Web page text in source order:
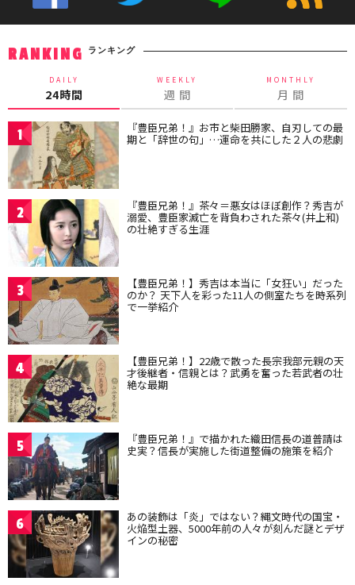
RANKING ランキング
DAILY
24時間
WEEKLY
週 間
MONTHLY
月 間
1 『豊臣兄弟！』お市と柴田勝家、自刃しての最
期と「辞世の句」…運命を共にした２人の悲劇
2 『豊臣兄弟！』茶々＝悪女はほぼ創作？秀吉が
溺愛、豊臣家滅亡を背負わされた茶々(井上和)
の壮絶すぎる生涯
3 【豊臣兄弟！】秀吉は本当に「女狂い」だった
のか？ 天下人を彩った11人の側室たちを時系列
で一挙紹介
4 【豊臣兄弟！】22歳で散った長宗我部元親の天
才後継者・信親とは？武勇を奮った若武者の壮
絶な最期
5 『豊臣兄弟！』で描かれた織田信長の道普請は
史実？信長が実施した街道整備の施策を紹介
6 あの装飾は「炎」ではない？縄文時代の国宝・
火焔型土器、5000年前の人々が刻んだ謎とデザ
インの秘密